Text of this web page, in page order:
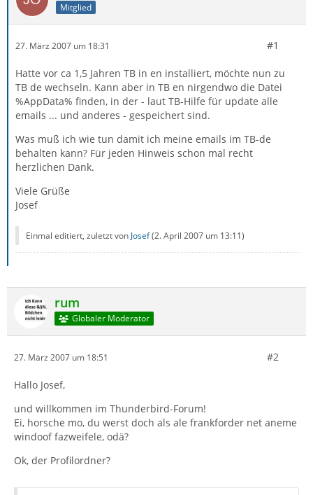
Mitglied
27. März 2007 um 18:31 #1
Hatte vor ca 1,5 Jahren TB in en installiert, möchte nun zu
TB de wechseln. Kann aber in TB en nirgendwo die Datei
%AppData% finden, in der - laut TB-Hilfe für update alle
emails ... und anderes - gespeichert sind.
Was muß ich wie tun damit ich meine emails im TB-de
behalten kann? Für jeden Hinweis schon mal recht
herzlichen Dank.
Viele Grüße
Josef
Einmal editiert, zuletzt von Josef(2. April 2007 um 13:11)
rum
Globaler Moderator
27. März 2007 um 18:51 #2
Hallo Josef,
und willkommen im Thunderbird-Forum!
Ei, horsche mo, du werst doch als ale frankforder net aneme
windoof fazweifele, odä?
Ok, der Profilordner?